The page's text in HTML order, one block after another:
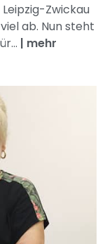
Zwickau
ab. Nun steht
| mehr